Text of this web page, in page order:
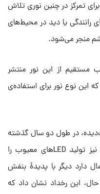
تمرکز در چنین نوری تلاش
رانندگی یا دید در محیط‌های
منجر می‌شود.
مستقیم از این نور منتشر
این نوع نور برای استفاده‌ی
در طول دو سال گذشته
تعویض شدند و شرکت‌های سازنده نیز تولید LEDهای معیوب را
دارد دیگر با پدیدهٔ بنفش
این رخداد نشان داد که